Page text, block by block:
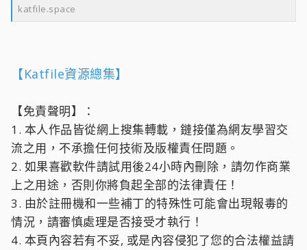
katfile.space
【Katfile資源總集】
【免責聲明】：
1. 本人作品皆從網上搜集轉載，鏈接僅為網友學習交
流之用，不承擔任何技術及版權責任問題。
2. 如果喜歡軟件請試用後24小時內刪除，請勿作商業
上之用途，否則你將負起全部的法律責任！
3. 由於註冊機和一些補丁的特殊性可能會出現報毒的
情況，請審慎處理是否接受才執行！
4. 本頁內容若有不妥, 或是內容侵犯了您的合法權益請